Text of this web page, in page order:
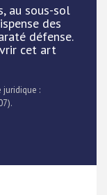
au sous-sol
des
défense.
cet art
juridique :